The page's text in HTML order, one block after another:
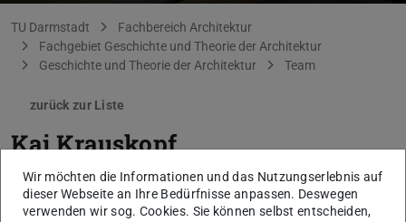
Sie befinden sich hier:
TU Darmstadt
Fachbereich Architektur
Fachgebiet Geschichte und Theorie der Architektur
Geschichte und Theorie der Architektur
Team
zurück zur Liste
Kai Krauskopf
Wir möchten die Informationen und das Nutzungserlebnis auf
dieser Webseite an Ihre Bedürfnisse anpassen. Deswegen
verwenden wir sog. Cookies. Sie können selbst entscheiden,